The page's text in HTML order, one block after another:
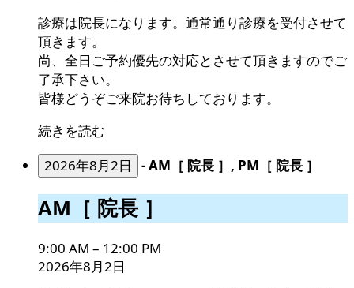
診療は院長になります。通常通り診療を受付させて
頂きます。
尚、全日ご予約優先の対応とさせて頂きますのでご
了承下さい。
皆様どうぞご来院お待ちしております。
続きを読む
2026年8月2日
-AM［ 院長 ］, PM［ 院長 ］
AM［
院
長
］
AM［ 院長 ］
9:00 AM – 12:00 PM
2026年8月2日